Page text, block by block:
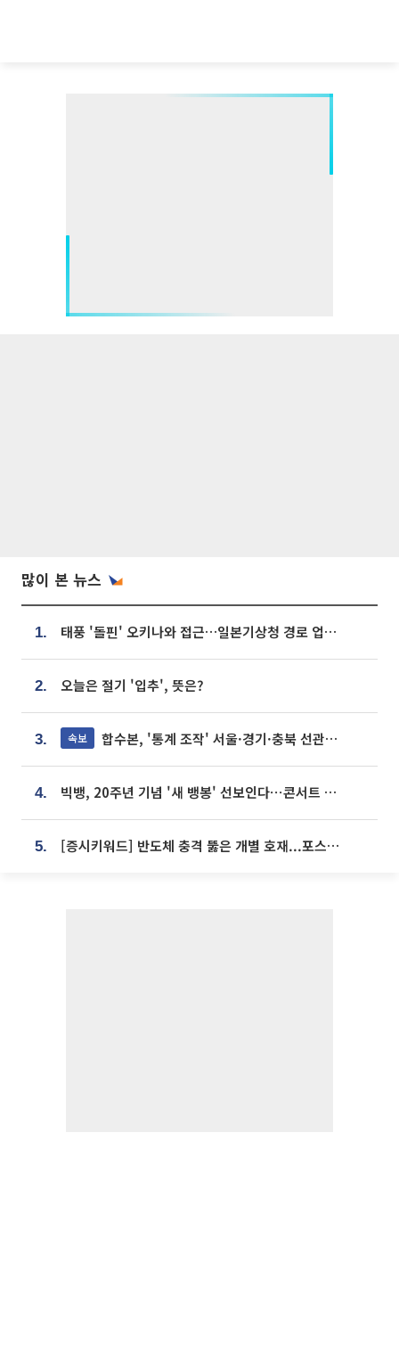
많이 본 뉴스
1. 태풍 '돌핀' 오키나와 접근…일본기상청 경로 업데이트
2. 오늘은 절기 '입추', 뜻은?
3. 속보 합수본, '통계 조작' 서울·경기·충북 선관위 등 추가 압수수색
4. 빅뱅, 20주년 기념 '새 뱅봉' 선보인다⋯콘서트 앞두고 팝업 개최
5. [증시키워드] 반도체 충격 뚫은 개별 호재...포스코퓨처엠·에코프로·한화솔루션 '눈길'